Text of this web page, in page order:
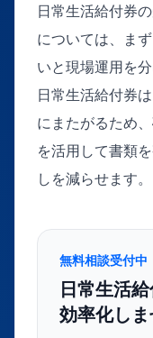
日常生活給付券
については、ま
いと現場運用を
日常生活給付券
にまたがるため
を活用して書類
しを減らせます。
無料相談受付中
日常生活
効率化し